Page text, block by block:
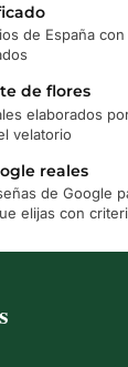
de España
de flores
elaborados
velatorio
reales
de Google
elijas con